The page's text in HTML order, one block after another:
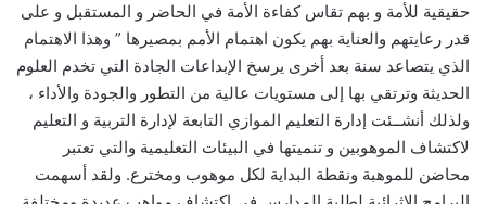
حقيقية للأمة و بهم تقاس كفاءة الأمة في الحاضر و المستقبل و على
قدر رعايتهم والعناية بهم يكون اهتمام الأمم بمصيرها ” وهذا الاهتمام
الذي يتصاعد سنة بعد أخرى يرسخ الإبداعات الجادة التي تخدم العلوم
الحديثة وترتقي بها إلى مستويات عالية من التطور والجودة والأداء ،
ولذلك أنشــئت إدارة التعليم الموازي التابعة لإدارة التربية و التعليم
لاكتشاف الموهوبين و تنميتها في البيئات التعليمية والتي تعتبر
محاضن للموهبة ونقطة البداية لكل موهوب ومخترع. ولقد أسهمت